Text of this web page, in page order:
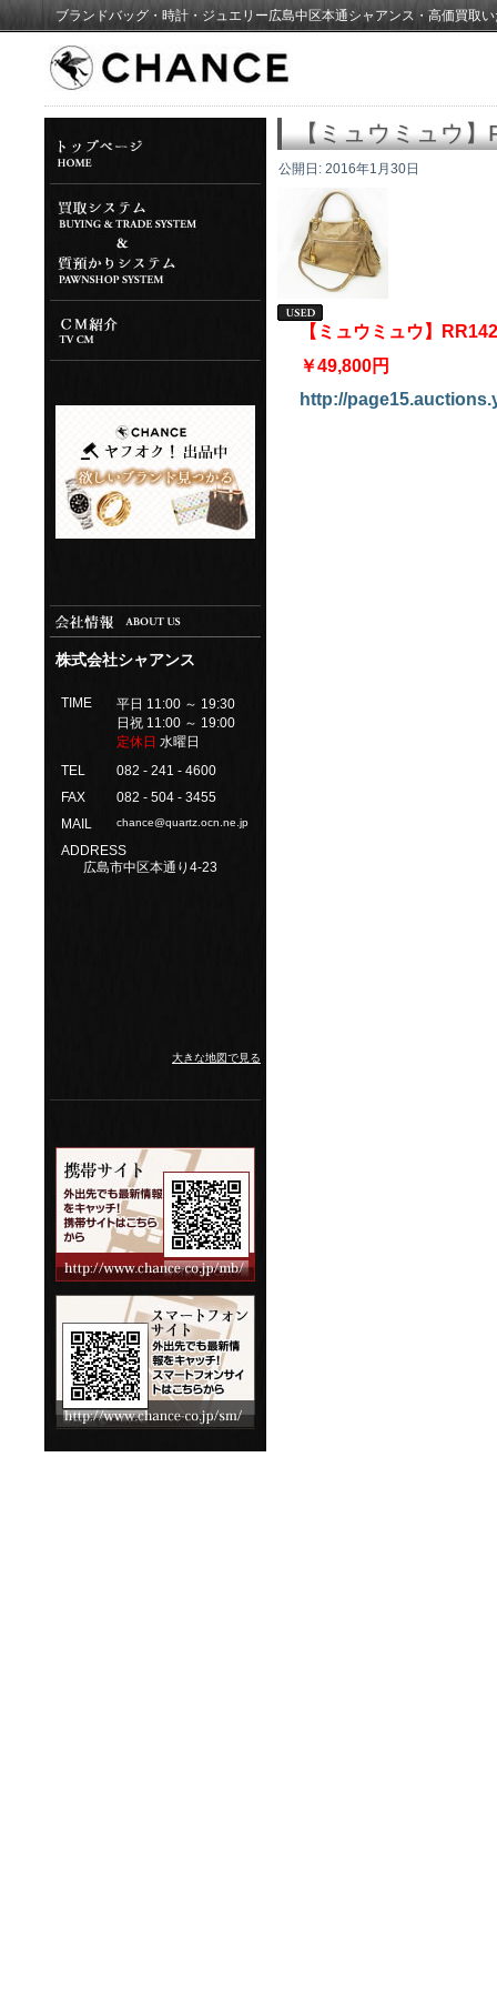
ブランドバッグ・時計・ジュエリー広島中区本通シャアンス・高価買取
株式会社シャアンス
TIME
平日 11:00 ～ 19:30
日祝 11:00 ～ 19:00
定休日 水曜日
TEL
082 - 241 - 4600
FAX
082 - 504 - 3455
MAIL
chance@quartz.ocn.ne.jp
ADDRESS
広島市中区本通り4-23
大きな地図で見る
【ミュウミュウ
公開日: 2016年1月30日
【ミュウミュウ】
￥49,800円
http://